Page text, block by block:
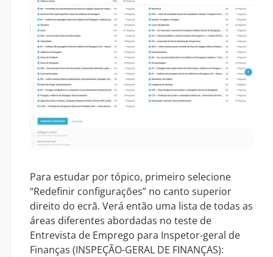
Para estudar por tópico, primeiro selecione
“Redefinir configurações” no canto superior
direito do ecrã. Verá então uma lista de todas as
áreas diferentes abordadas no teste de
Entrevista de Emprego para Inspetor-geral de
Finanças (INSPEÇÃO-GERAL DE FINANÇAS):